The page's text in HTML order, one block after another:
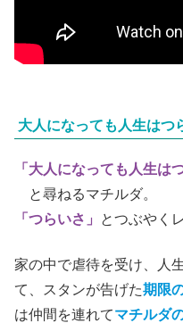
大人になっても人生はつ
「大人になっても人生は
と尋ねるマチルダ。
「つらいさ」
とつぶやく
家の中で虐待を受け、人
て、スタンが告げた期限
は仲間を連れてマチルダ